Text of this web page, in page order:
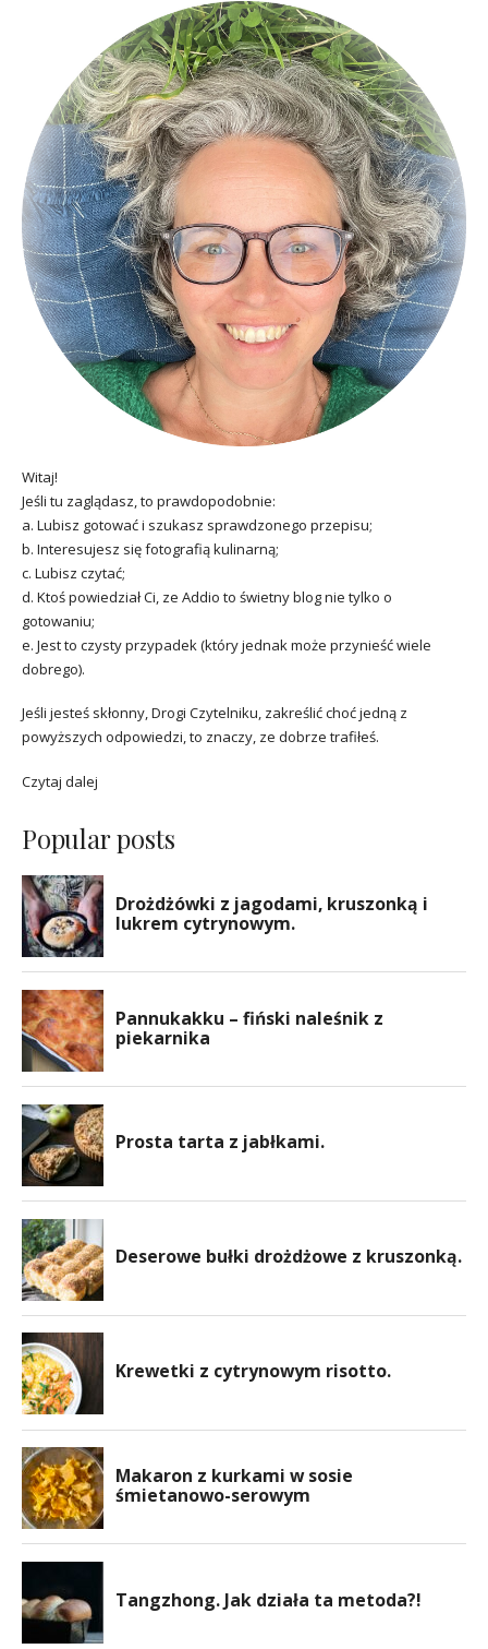
Witaj!
Jeśli tu zaglądasz, to prawdopodobnie:
a. Lubisz gotować i szukasz sprawdzonego przepisu;
b. Interesujesz się fotografią kulinarną;
c. Lubisz czytać;
d. Ktoś powiedział Ci, ze Addio to świetny blog nie tylko o
gotowaniu;
e. Jest to czysty przypadek (który jednak może przynieść wiele
dobrego).
Jeśli jesteś skłonny, Drogi Czytelniku, zakreślić choć jedną z
powyższych odpowiedzi, to znaczy, ze dobrze trafiłeś.
Czytaj dalej
Popular posts